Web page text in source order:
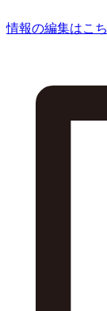
情報の編集はこ